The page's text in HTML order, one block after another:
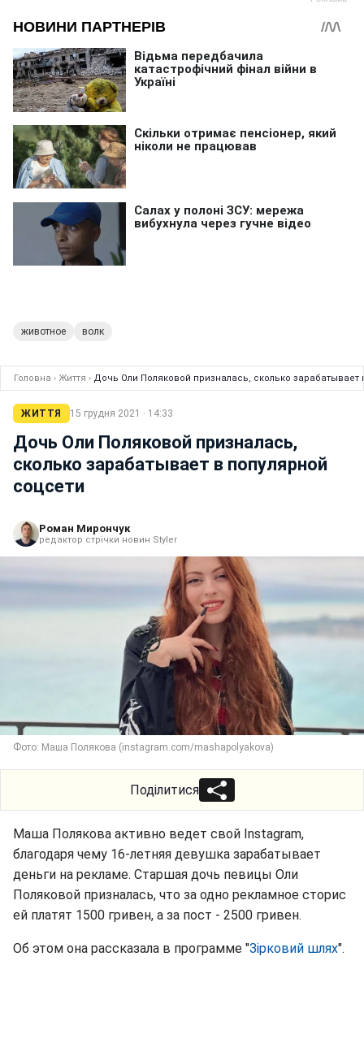
животное волк
Головна › Життя › Дочь Оли Поляковой призналась, сколько зарабатывает
ЖИТТЯ 15 грудня 2021 · 14:33
Дочь Оли Поляковой призналась,
сколько зарабатывает в популярной
соцсети
Роман Мирончук
редактор стрічки новин Styler
Фото: Маша Полякова (instagram.com/mashapolyakova)
Поділитися
Маша Полякова активно ведет свой Instagram,
благодаря чему 16-летняя девушка зарабатывает
деньги на рекламе. Старшая дочь певицы Оли
Поляковой призналась, что за одно рекламное сторис
ей платят 1500 гривен, а за пост - 2500 гривен.
Об этом она рассказала в программе "Зірковий шлях".